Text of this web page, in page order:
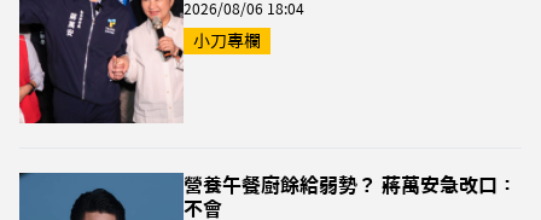
2026/08/06 18:04
小刀專欄
營養午餐廚餘給弱勢？ 蔣萬安急改口：
不會